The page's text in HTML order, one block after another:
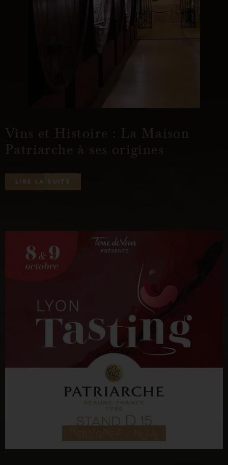
Vins et Histoire : La Maison
Patriarche à ses origines
L I R E LA S U IT E